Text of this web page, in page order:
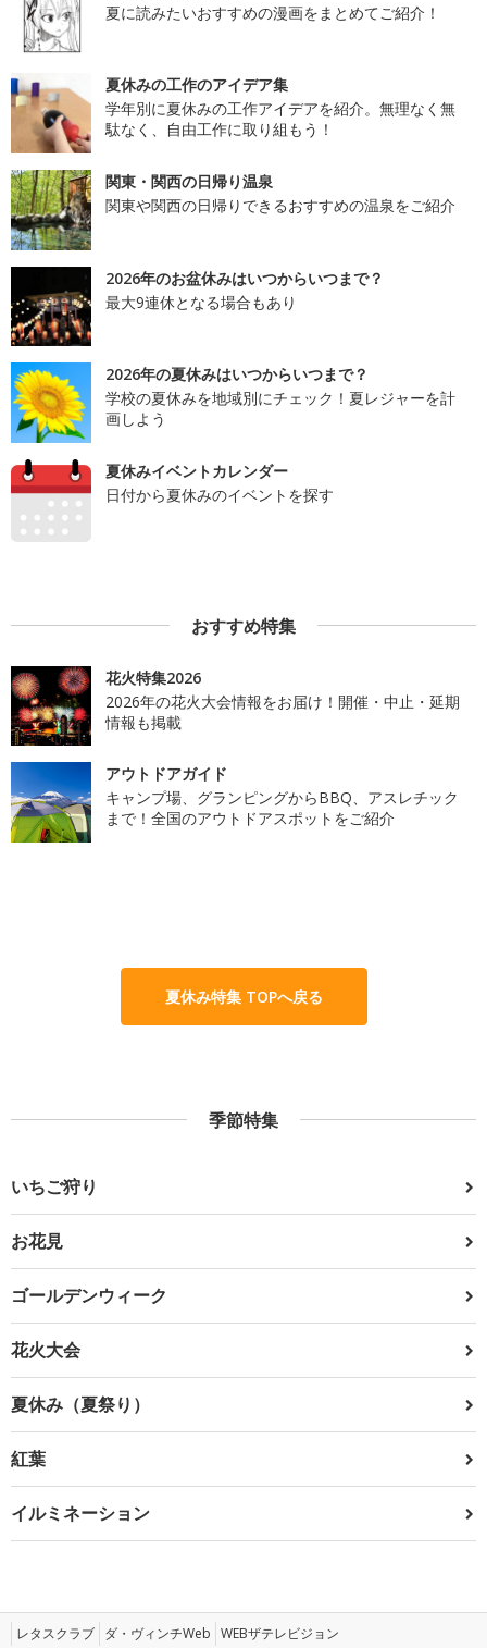
夏に読みたいおすすめの漫画をまとめてご紹介！
夏休みの工作のアイデア集
学年別に夏休みの工作アイデアを紹介。無理なく無
駄なく、自由工作に取り組もう！
関東・関西の日帰り温泉
関東や関西の日帰りできるおすすめの温泉をご紹介
2026年のお盆休みはいつからいつまで？
最大9連休となる場合もあり
2026年の夏休みはいつからいつまで？
学校の夏休みを地域別にチェック！夏レジャーを計
画しよう
夏休みイベントカレンダー
日付から夏休みのイベントを探す
おすすめ特集
花火特集2026
2026年の花火大会情報をお届け！開催・中止・延期
情報も掲載
アウトドアガイド
キャンプ場、グランピングからBBQ、アスレチック
まで！全国のアウトドアスポットをご紹介
夏休み特集 TOPへ戻る
季節特集
いちご狩り
お花見
ゴールデンウィーク
花火大会
夏休み（夏祭り）
紅葉
イルミネーション
レタスクラブ ダ・ヴィンチWeb WEBザテレビジョン